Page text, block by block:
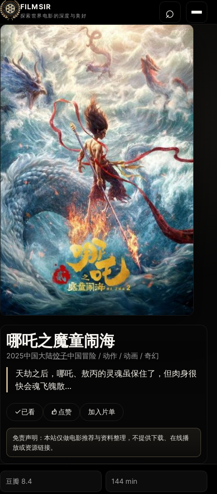
FILMSIR
探索世界电影的深度与美好 菜单
首页
今晚看什么
世界电影节
导演宇宙
影片库
影评与解读
关于我们
⌕打开
哪吒之魔童闹海
2025中国大陆饺子中国冒险 / 动作 / 动画 / 奇幻
天劫之后，哪吒、敖丙的灵魂虽保住了，但肉身很
快会魂飞魄散…
已看 点赞 加入片单
免责声明：本站仅做电影推荐与资料整理，不提供下载、在线播
放或资源链接。
豆瓣 8.4 144 min